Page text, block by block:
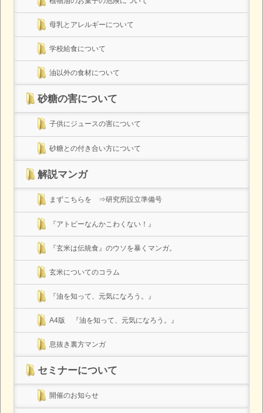
母乳とアレルギーについて
学校給食について
油以外の食材について
砂糖の害について
子供にジュースの害について
砂糖との付き合い方について
解説マンガ
まずこちらを ⇒研究所設立準備号
『アトピーなんかこわくない！』
『玄米は伝統食』のウソを暴くマンガ。
玄米についてのコラム
『油を知って、元気になろう。』
A4版 『油を知って、元気になろう。』
息抜き裏方マンガ
セミナーについて
開催のお知らせ